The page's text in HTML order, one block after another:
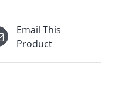
Email This
Product